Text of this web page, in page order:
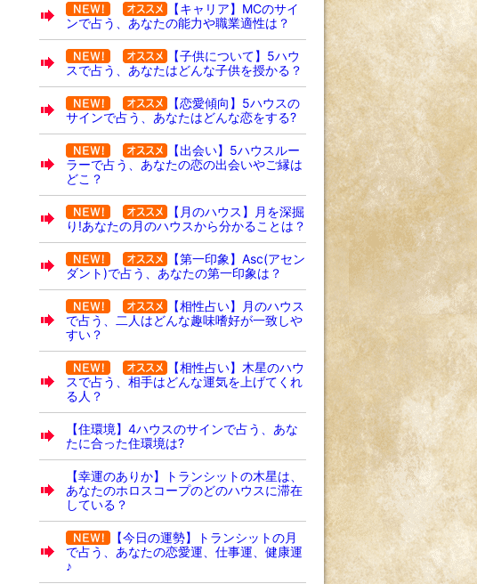
【キャリア】MCのサイ
ンで占う、あなたの能力や職業適性は？
【子供について】5ハウ
スで占う、あなたはどんな子供を授かる？
【恋愛傾向】5ハウスの
サインで占う、あなたはどんな恋をする?
【出会い】5ハウスルー
ラーで占う、あなたの恋の出会いやご縁は
どこ？
【月のハウス】月を深掘
り!あなたの月のハウスから分かることは？
【第一印象】Asc(アセン
ダント)で占う、あなたの第一印象は？
【相性占い】月のハウス
で占う、二人はどんな趣味嗜好が一致しや
すい？
【相性占い】木星のハウ
スで占う、相手はどんな運気を上げてくれ
る人？
【住環境】4ハウスのサインで占う、あな
たに合った住環境は?
【幸運のありか】トランシットの木星は、
あなたのホロスコープのどのハウスに滞在
している？
【今日の運勢】トランシットの月
で占う、あなたの恋愛運、仕事運、健康運
♪